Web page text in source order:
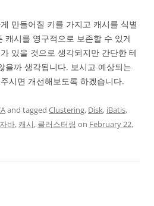
만들어질 키를 가지고 캐시를 식별
캐시를 영구적으로 보존할 수 있게
있을 것으로 생각되지만 간단한 테
을까 생각됩니다. 보시고 예상되는
시면 개선해보도록 하겠습니다.
and tagged Clustering, Disk, iBatis,
자바, 캐시, 클러스터링 on February 22,